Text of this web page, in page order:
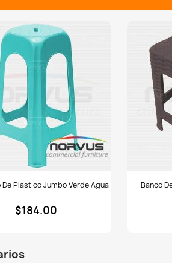
De Plastico Jumbo Verde Agua
$184.00
Banco